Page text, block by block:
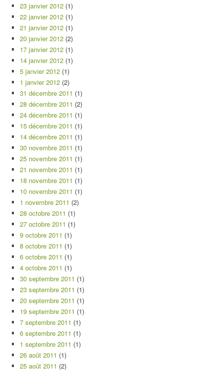
23 janvier 2012 (1)
22 janvier 2012 (1)
21 janvier 2012 (1)
20 janvier 2012 (2)
17 janvier 2012 (1)
14 janvier 2012 (1)
5 janvier 2012 (1)
1 janvier 2012 (2)
31 décembre 2011 (1)
28 décembre 2011 (2)
24 décembre 2011 (1)
15 décembre 2011 (1)
14 décembre 2011 (1)
30 novembre 2011 (1)
25 novembre 2011 (1)
21 novembre 2011 (1)
18 novembre 2011 (1)
10 novembre 2011 (1)
1 novembre 2011 (2)
28 octobre 2011 (1)
27 octobre 2011 (1)
9 octobre 2011 (1)
8 octobre 2011 (1)
6 octobre 2011 (1)
4 octobre 2011 (1)
30 septembre 2011 (1)
23 septembre 2011 (1)
20 septembre 2011 (1)
19 septembre 2011 (1)
7 septembre 2011 (1)
6 septembre 2011 (1)
1 septembre 2011 (1)
26 août 2011 (1)
25 août 2011 (2)